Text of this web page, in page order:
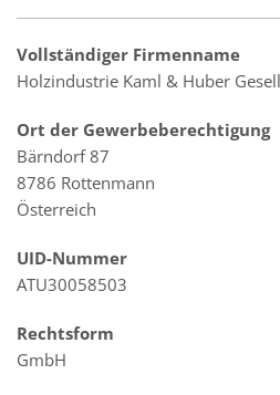
Vollständiger Firmenname
Holzindustrie Kaml & Huber
Ort der Gewerbeberechtigung
Bärndorf 87
8786 Rottenmann
Österreich
UID-Nummer
ATU30058503
Rechtsform
GmbH